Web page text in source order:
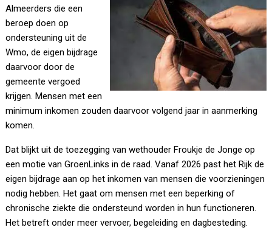
Almeerders die een
beroep doen op
ondersteuning uit de
Wmo, de eigen bijdrage
daarvoor door de
gemeente vergoed
krijgen. Mensen met een
minimum inkomen zouden daarvoor volgend jaar in aanmerking
komen.
Dat blijkt uit de toezegging van wethouder Froukje de Jonge op
een motie van GroenLinks in de raad. Vanaf 2026 past het Rijk de
eigen bijdrage aan op het inkomen van mensen die voorzieningen
nodig hebben. Het gaat om mensen met een beperking of
chronische ziekte die ondersteund worden in hun functioneren.
Het betreft onder meer vervoer, begeleiding en dagbesteding.